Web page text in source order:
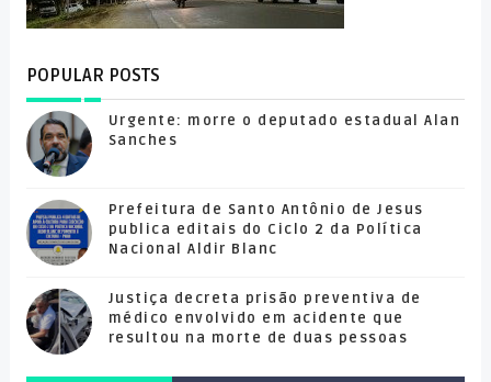
POPULAR POSTS
Urgente: morre o deputado estadual Alan
Sanches
Prefeitura de Santo Antônio de Jesus
publica editais do Ciclo 2 da Política
Nacional Aldir Blanc
Justiça decreta prisão preventiva de
médico envolvido em acidente que
resultou na morte de duas pessoas